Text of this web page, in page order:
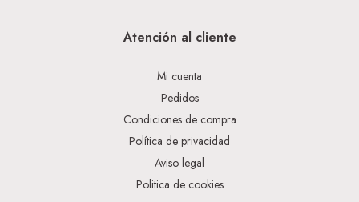
Atención al cliente
Mi cuenta
Pedidos
Condiciones de compra
Política de privacidad
Aviso legal
Politica de cookies